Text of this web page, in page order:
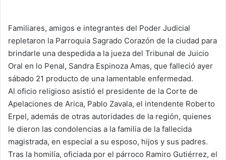
a
n
e
a
i
Familiares, amigos e integrantes del Poder Judicial
repletaron la Parroquia Sagrado Corazón de la ciudad para
brindarle una despedida a la jueza del Tribunal de Juicio
Oral en lo Penal, Sandra Espinoza Amas, que falleció ayer
sábado 21 producto de una lamentable enfermedad.
Al oficio religioso asistió el presidente de la Corte de
Apelaciones de Arica, Pablo Zavala, el intendente Roberto
Erpel, además de otras autoridades de la región, quienes
le dieron las condolencias a la familia de la fallecida
magistrada, en especial a su esposo, hijos y sus padres.
Tras la homilía, oficiada por el párroco Ramiro Gutiérrez, el